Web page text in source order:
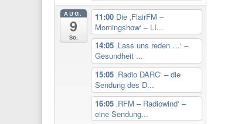
AUG.
9
So.
11:00 Die ‚FlairFM –
Morningshow‘ – LI...
14:05 ‚Lass uns reden …‘ –
Gesundheit ...
15:05 ‚Radio DARC‘ – die
Sendung des D...
16:05 ‚RFM – Radiowind‘ –
eine Sendung...